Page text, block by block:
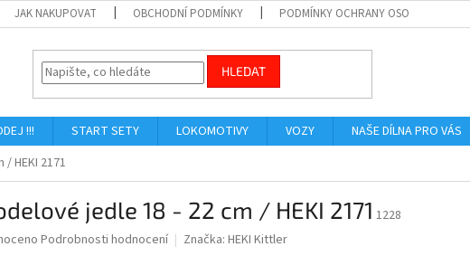
JAK NAKUPOVAT OBCHODNÍ PODMÍNKY PODMÍNKY OCHRANY OSOBNÍCH ÚDAJŮ
HLEDAT
!!! START SETY LOKOMOTIVY VOZY NAŠE DÍLNA PRO VÁS
HEKI 2171
jedle 18 - 22 cm / HEKI 2171 1228
Podrobnosti hodnocení Značka: HEKI Kittler